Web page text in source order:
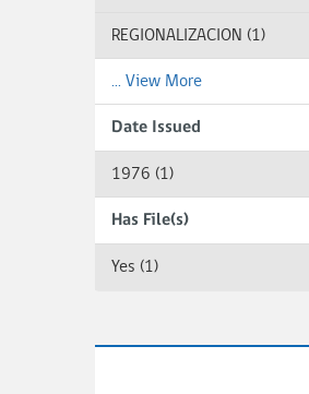
REGIONALIZACION (1)
... View More
Date Issued
1976 (1)
Has File(s)
Yes (1)